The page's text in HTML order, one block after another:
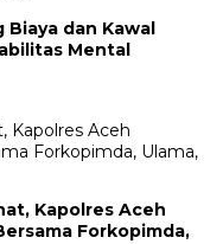
dan Kawal
Mental
Kapolres Aceh
Forkopimda,